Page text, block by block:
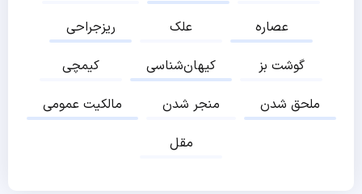
ریزجراحی
علک
عصاره
کیمچی
کیهان‌شناسی
گوشت بز
مالکیت عمومی
منجر شدن
ملحق شدن
مقل